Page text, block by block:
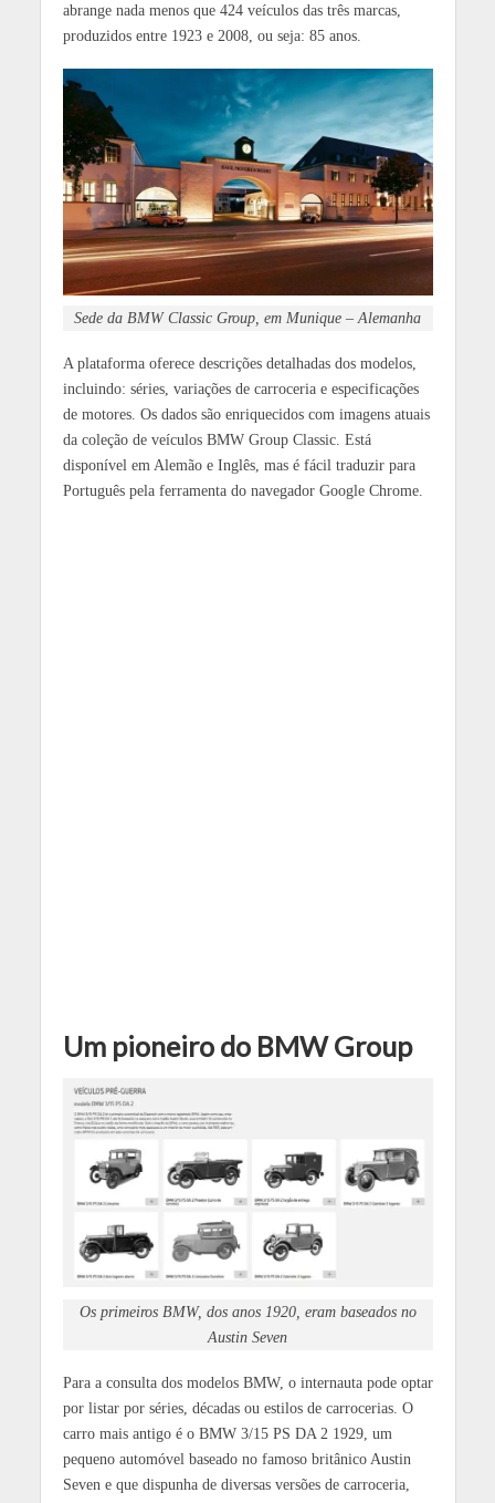
abrange nada menos que 424 veículos das três marcas,
produzidos entre 1923 e 2008, ou seja: 85 anos.
Sede da BMW Classic Group, em Munique – Alemanha
A plataforma oferece descrições detalhadas dos modelos,
incluindo: séries, variações de carroceria e especificações
de motores. Os dados são enriquecidos com imagens atuais
da coleção de veículos BMW Group Classic. Está
disponível em Alemão e Inglês, mas é fácil traduzir para
Português pela ferramenta do navegador Google Chrome.
Um pioneiro do BMW Group
Os primeiros BMW, dos anos 1920, eram baseados no
Austin Seven
Para a consulta dos modelos BMW, o internauta pode optar
por listar por séries, décadas ou estilos de carrocerias. O
carro mais antigo é o BMW 3/15 PS DA 2 1929, um
pequeno automóvel baseado no famoso britânico Austin
Seven e que dispunha de diversas versões de carroceria,